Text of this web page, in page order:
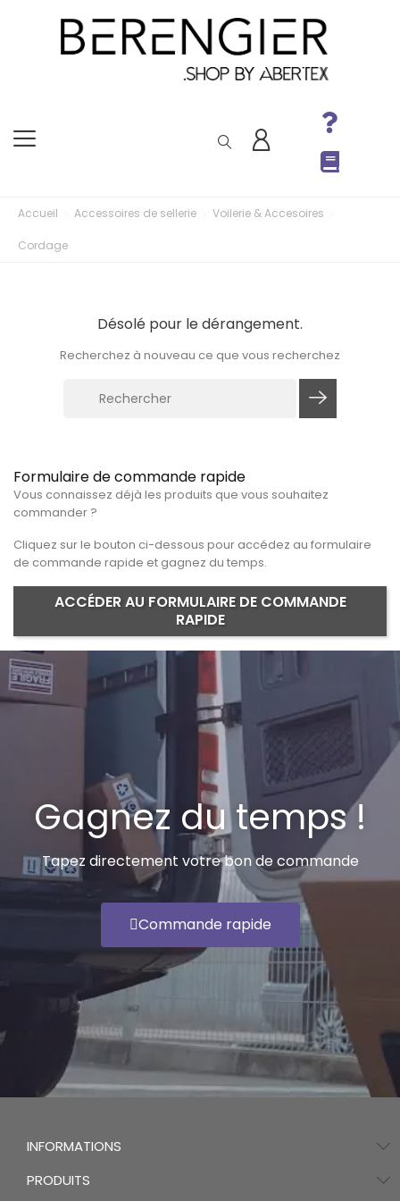
Accueil Accessoires de sellerie Voilerie & Accesoires
Cordage
Formulaire de commande rapide
Vous connaissez déjà les produits que vous souhaitez
commander ?
Cliquez sur le bouton ci-dessous pour accédez au formulaire
de commande rapide et gagnez du temps.
ACCÉDER AU FORMULAIRE DE COMMANDE
RAPIDE
Désolé pour le dérangement.
Recherchez à nouveau ce que vous recherchez
Gagnez du temps !
Tapez directement votre bon de commande
Commande rapide
INFORMATIONS
PRODUITS